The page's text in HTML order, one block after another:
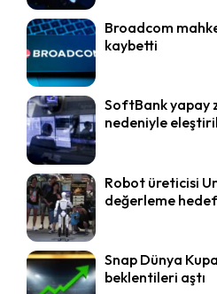
Broadcom
kaybetti
SoftBank yapay
nedeniyle
Robot üreticisi
değerleme
Snap Dünya
beklentileri aştı